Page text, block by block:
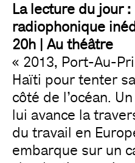
La lecture du jour
radiophonique
20h | Au théâtre
« 2013, Port-Au-
Haïti pour tenter
côté de l’océan.
lui avance la
du travail en
embarque sur un